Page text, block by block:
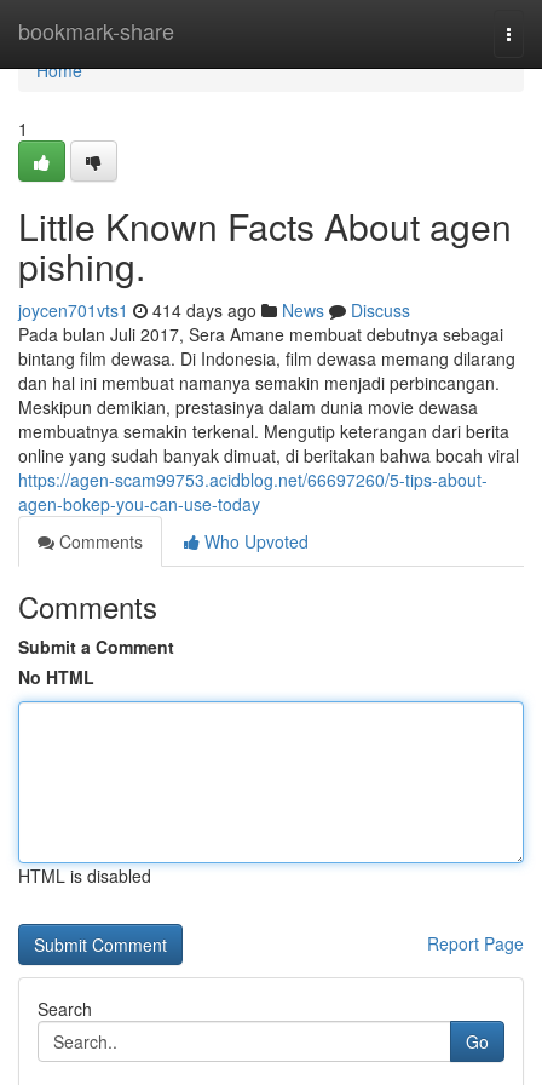
bookmark-share
Home
Home
1
Little Known Facts About agen
pishing.
joycen701vts1 414 days ago News
Discuss
Pada bulan Juli 2017, Sera Amane membuat debutnya sebagai
bintang film dewasa. Di Indonesia, film dewasa memang dilarang
dan hal ini membuat namanya semakin menjadi perbincangan.
Meskipun demikian, prestasinya dalam dunia movie dewasa
membuatnya semakin terkenal. Mengutip keterangan dari berita
online yang sudah banyak dimuat, di beritakan bahwa bocah viral
https://agen-scam99753.acidblog.net/66697260/5-tips-about-
agen-bokep-you-can-use-today
Comments
Who Upvoted
Comments
Submit a Comment
No HTML
HTML is disabled
Report Page
Search
Go